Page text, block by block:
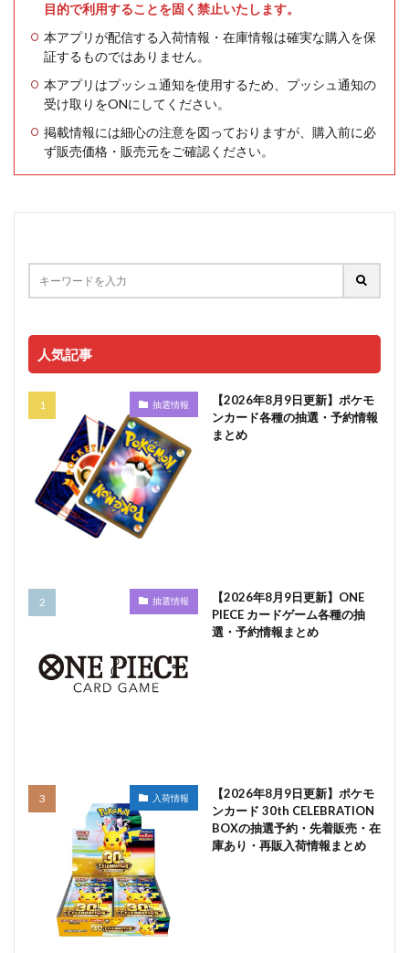
目的で利用することを固く禁止いたします。
本アプリが配信する入荷情報・在庫情報は確実な購入を保
証するものではありません。
本アプリはプッシュ通知を使用するため、プッシュ通知の
受け取りをONにしてください。
掲載情報には細心の注意を図っておりますが、購入前に必
ず販売価格・販売元をご確認ください。
人気記事
抽選情報
【2026年8月9日更新】ポケモ
ンカード各種の抽選・予約情報
まとめ
抽選情報
【2026年8月9日更新】ONE
PIECE カードゲーム各種の抽
選・予約情報まとめ
入荷情報
【2026年8月9日更新】ポケモ
ンカード 30th CELEBRATION
BOXの抽選予約・先着販売・在
庫あり・再販入荷情報まとめ